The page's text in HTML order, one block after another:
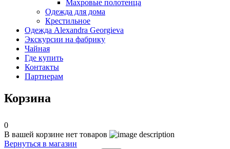
Махровые полотенца
Одежда для дома
Крестильное
Одежда Alexandra Georgieva
Экскурсии на фабрику
Чайная
Где купить
Контакты
Партнерам
Корзина
0
В вашей корзине нет товаров
Вернуться в магазин